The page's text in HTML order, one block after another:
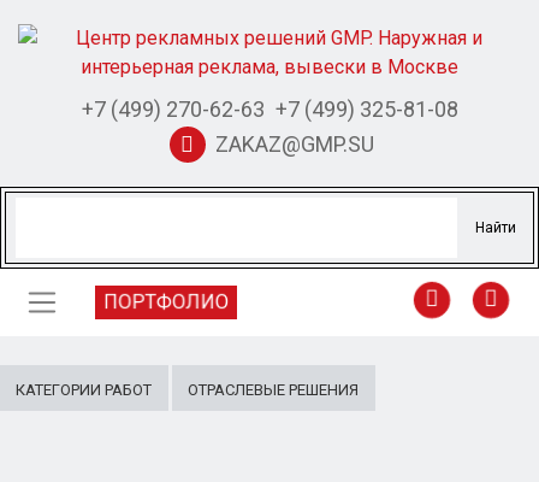
+7 (499) 270-62-63 +7 (499) 325-81-08
ZAKAZ@GMP.SU
ПОРТФОЛИО
КАТЕГОРИИ РАБОТ ОТРАСЛЕВЫЕ РЕШЕНИЯ